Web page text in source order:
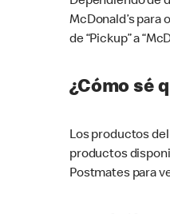
McDonald’s para
de “Pickup” a
¿Cómo sé
Los productos
productos
Postmates para